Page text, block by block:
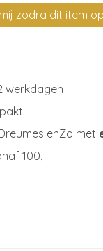
werkdagen
enZo met
100,-